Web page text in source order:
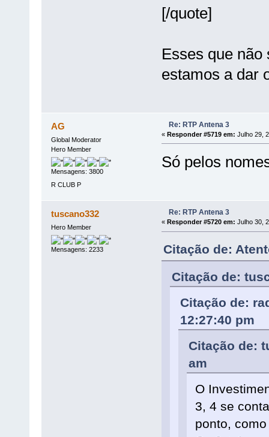
[/quote]
Esses que não
estamos a dar
AG
Global Moderator
Hero Member
Mensagens: 3800
R CLUB P
Re: RTP Antena 3
« Responder #5719 em: Julho 29,
Só pelos
tuscano332
Hero Member
Mensagens: 2233
Re: RTP Antena 3
« Responder #5720 em: Julho 30,
Citação de:
Citação de:
Citação de:
12:27:40 pm
Citação de:
am
O
3, 4 se
ponto,